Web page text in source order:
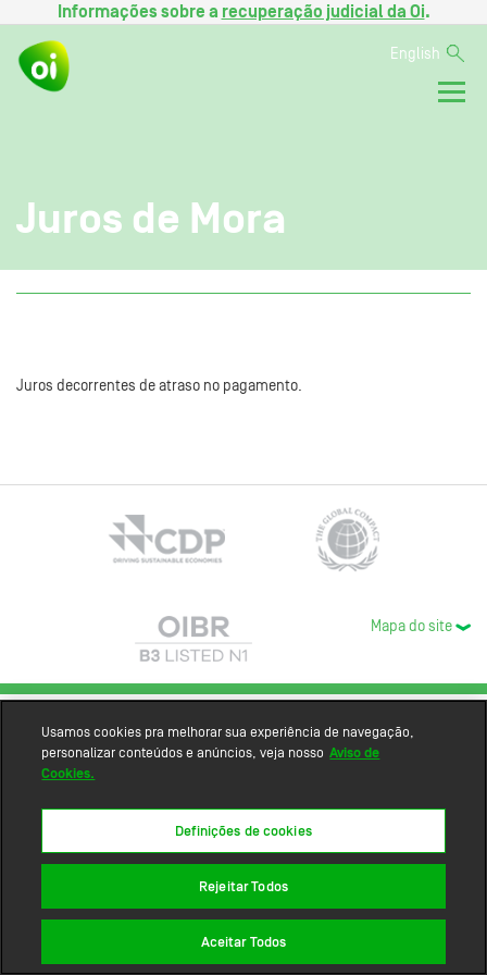
Informações sobre a recuperação judicial da Oi.
English
Juros de Mora
Juros decorrentes de atraso no pagamento.
Mapa do site
Usamos cookies pra melhorar sua experiência de navegação,
personalizar conteúdos e anúncios, veja nosso Aviso de
Cookies.
Definições de cookies
Rejeitar Todos
Aceitar Todos